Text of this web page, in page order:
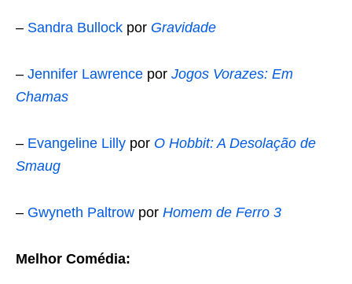
– Sandra Bullock por Gravidade
– Jennifer Lawrence por Jogos Vorazes: Em
Chamas
– Evangeline Lilly por O Hobbit: A Desolação de
Smaug
– Gwyneth Paltrow por Homem de Ferro 3
Melhor Comédia: